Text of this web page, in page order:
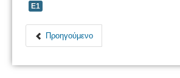
Ε1
Προηγούμενο